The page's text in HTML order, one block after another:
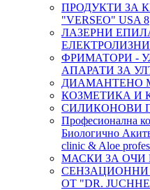
ПРОДУКТИ ЗА
"VERSEO" USA 8
ЛАЗЕРНИ
ФРИМАТОРИ -
АПАРАТИ ЗА
ДИАМАНТЕНО
КОЗМЕТИКА И
СИЛИКОНОВИ
Професионална
Биологично
clinic & Aloe
МАСКИ ЗА ОЧИ
СЕНЗАЦИОННИ
ОТ "DR.